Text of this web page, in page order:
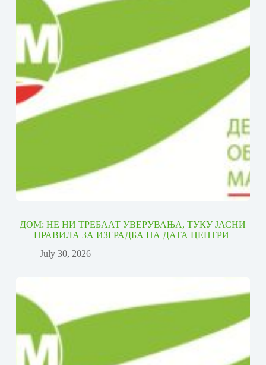
ДОМ: НЕ НИ ТРЕБААТ УВЕРУВАЊА, ТУКУ ЈАСНИ
ПРАВИЛА ЗА ИЗГРАДБА НА ДАТА ЦЕНТРИ
July 30, 2026